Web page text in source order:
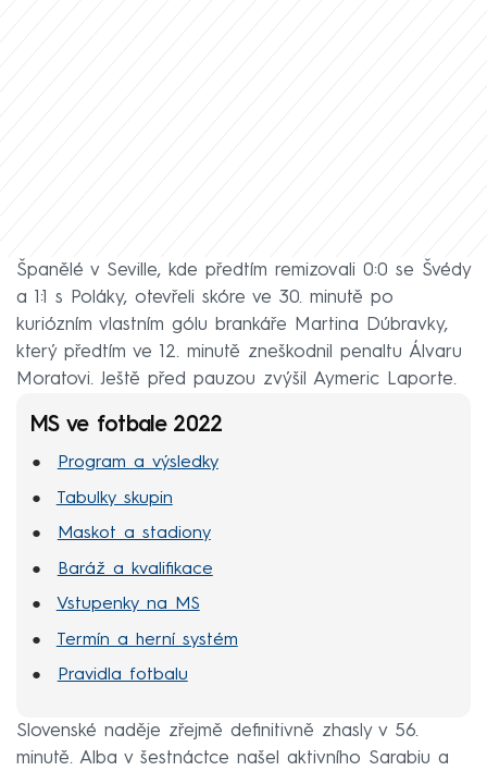
Španělé v Seville, kde předtím remizovali 0:0 se Švédy
a 1:1 s Poláky, otevřeli skóre ve 30. minutě po
kuriózním vlastním gólu brankáře Martina Dúbravky,
který předtím ve 12. minutě zneškodnil penaltu Álvaru
Moratovi. Ještě před pauzou zvýšil Aymeric Laporte.
MS ve fotbale 2022
Program a výsledky
Tabulky skupin
Maskot a stadiony
Baráž a kvalifikace
Vstupenky na MS
Termín a herní systém
Pravidla fotbalu
Slovenské naděje zřejmě definitivně zhasly v 56.
minutě. Alba v šestnáctce našel aktivního Sarabiu a